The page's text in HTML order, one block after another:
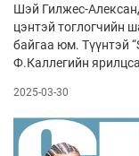
Шэй Гилжес-
цэнтэй тоглогчийн
байгаа юм. Түүнтэй
Ф.Каллегийн
2025-03-30